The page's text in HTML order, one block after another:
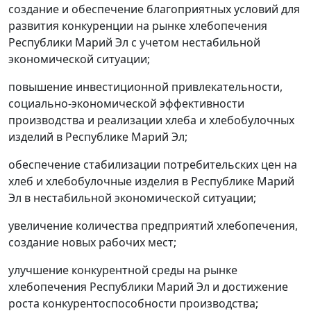
создание и обеспечение благоприятных условий для
развития конкуренции на рынке хлебопечения
Республики Марий Эл с учетом нестабильной
экономической ситуации;
повышение инвестиционной привлекательности,
социально-экономической эффективности
производства и реализации хлеба и хлебобулочных
изделий в Республике Марий Эл;
обеспечение стабилизации потребительских цен на
хлеб и хлебобулочные изделия в Республике Марий
Эл в нестабильной экономической ситуации;
увеличение количества предприятий хлебопечения,
создание новых рабочих мест;
улучшение конкурентной среды на рынке
хлебопечения Республики Марий Эл и достижение
роста конкурентоспособности производства;